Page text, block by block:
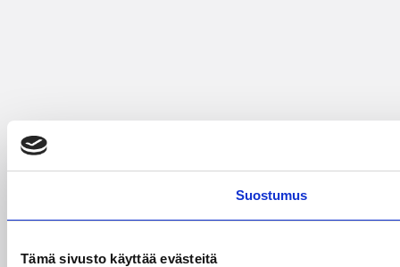
Suostumus
Tämä sivusto käyttää evästeitä